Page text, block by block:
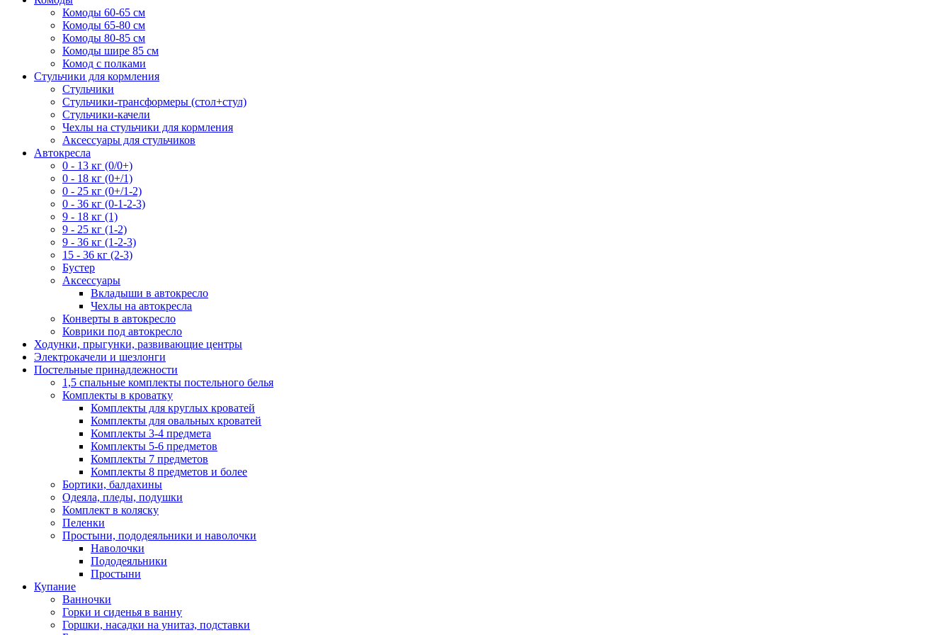
Комоды 60-65 см
Комоды 65-80 см
Комоды 80-85 см
Комоды шире 85 см
Комод с полками
Стульчики для кормления
Стульчики
Стульчики-трансформеры (стол+стул)
Стульчики-качели
Чехлы на стульчики для кормления
Аксессуары для стульчиков
Автокресла
0 - 13 кг (0/0+)
0 - 18 кг (0+/1)
0 - 25 кг (0+/1-2)
0 - 36 кг (0-1-2-3)
9 - 18 кг (1)
9 - 25 кг (1-2)
9 - 36 кг (1-2-3)
15 - 36 кг (2-3)
Бустер
Аксессуары
Вкладыши в автокресло
Чехлы на автокресла
Конверты в автокресло
Коврики под автокресло
Ходунки, прыгунки, развивающие центры
Электрокачели и шезлонги
Постельные принадлежности
1,5 спальные комплекты постельного белья
Комплекты в кроватку
Комплекты для круглых кроватей
Комплекты для овальных кроватей
Комплекты 3-4 предмета
Комплекты 5-6 предметов
Комплекты 7 предметов
Комплекты 8 предметов и более
Бортики, балдахины
Одеяла, пледы, подушки
Комплект в коляску
Пеленки
Простыни, пододеяльники и наволочки
Наволочки
Пододеяльники
Простыни
Купание
Ванночки
Горки и сиденья в ванну
Горшки, насадки на унитаз, подставки